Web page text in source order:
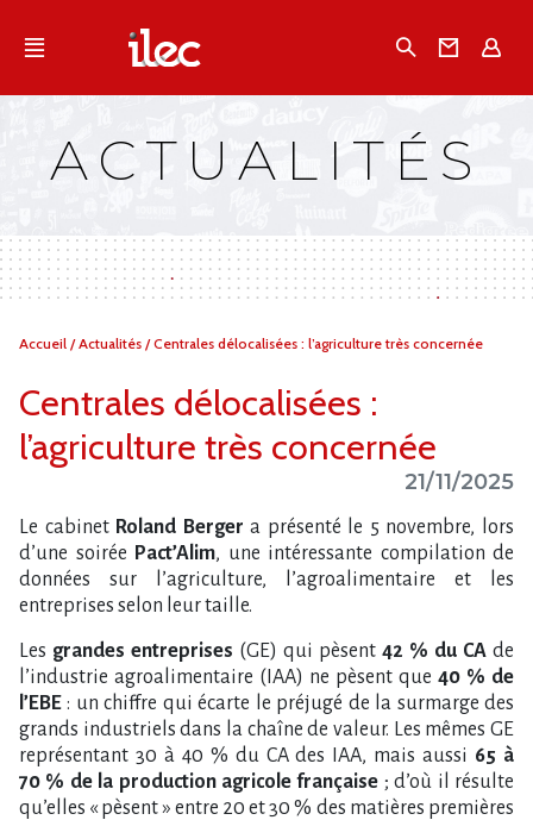
Qu'est-ce que l’Ilec
Campagnes multimarques
ACTUALITÉS
Vous
Accueil /Actualités /Centrales délocalisées : l’agriculture très concernée
Centrales délocalisées :
l’agriculture très concernée
21/11/2025
Le cabinet Roland Berger a présenté le 5 novembre, lors
d’une soirée Pact’Alim, une intéressante compilation de
données sur l’agriculture, l’agroalimentaire et les
entreprises selon leur taille.
Les grandes entreprises (GE) qui pèsent 42 % du CA de
l’industrie agroalimentaire (IAA) ne pèsent que 40 % de
l’EBE : un chiffre qui écarte le préjugé de la surmarge des
grands industriels dans la chaîne de valeur. Les mêmes GE
représentant 30 à 40 % du CA des IAA, mais aussi 65 à
70 % de la production agricole française ; d’où il résulte
qu’elles « pèsent » entre 20 et 30 % des matières premières